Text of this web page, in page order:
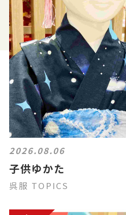
2026.08.06
子供ゆかた
呉服 TOPICS